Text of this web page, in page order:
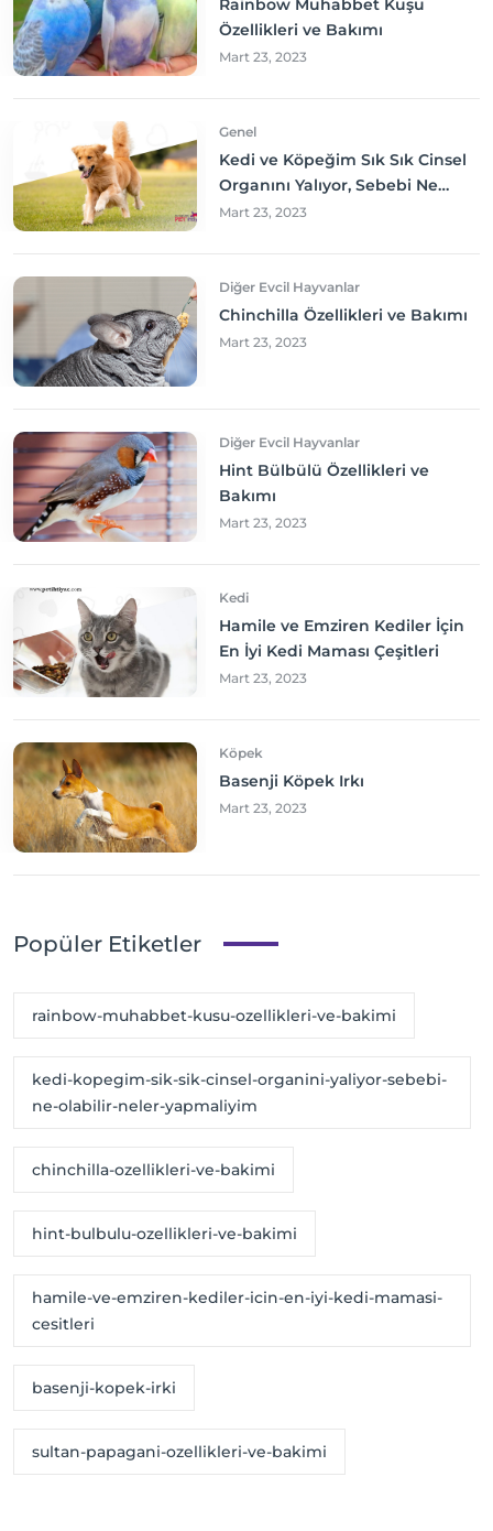
Rainbow Muhabbet Kuşu
Özellikleri ve Bakımı
Mart 23, 2023
Genel
Kedi ve Köpeğim Sık Sık Cinsel
Organını Yalıyor, Sebebi Ne
Olabilir? Neler yapmalıyım?
Mart 23, 2023
Diğer Evcil Hayvanlar
Chinchilla Özellikleri ve Bakımı
Mart 23, 2023
Diğer Evcil Hayvanlar
Hint Bülbülü Özellikleri ve
Bakımı
Mart 23, 2023
Kedi
Hamile ve Emziren Kediler İçin
En İyi Kedi Maması Çeşitleri
Mart 23, 2023
Köpek
Basenji Köpek Irkı
Mart 23, 2023
Popüler Etiketler
rainbow-muhabbet-kusu-ozellikleri-ve-bakimi
kedi-kopegim-sik-sik-cinsel-organini-yaliyor-sebebi-
ne-olabilir-neler-yapmaliyim
chinchilla-ozellikleri-ve-bakimi
hint-bulbulu-ozellikleri-ve-bakimi
hamile-ve-emziren-kediler-icin-en-iyi-kedi-mamasi-
cesitleri
basenji-kopek-irki
sultan-papagani-ozellikleri-ve-bakimi